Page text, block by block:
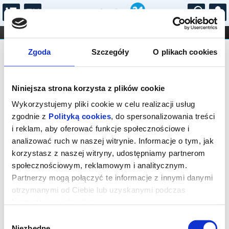
Zgoda Szczegóły O plikach cookies
Niniejsza strona korzysta z plików cookie
Wykorzystujemy pliki cookie w celu realizacji usług
zgodnie z Polityką cookies, do spersonalizowania treści
i reklam, aby oferować funkcje społecznościowe i
analizować ruch w naszej witrynie. Informacje o tym, jak
korzystasz z naszej witryny, udostępniamy partnerom
społecznościowym, reklamowym i analitycznym.
Partnerzy mogą połączyć te informacje z innymi danymi
otrzymanymi od Ciebie lub uzyskanymi podczas
...
FILHARMONIA OPERA I BALET
STAND-UP
DLA DZIECI
Bilety na: STRASZNY DWÓR
Łódź, plac Henryka Dąbrowskiego
06.11.2026, g. 11:00 (piątek)
cena - od 53,00 pln
Organizator: Teatr Wielki w Łodzi